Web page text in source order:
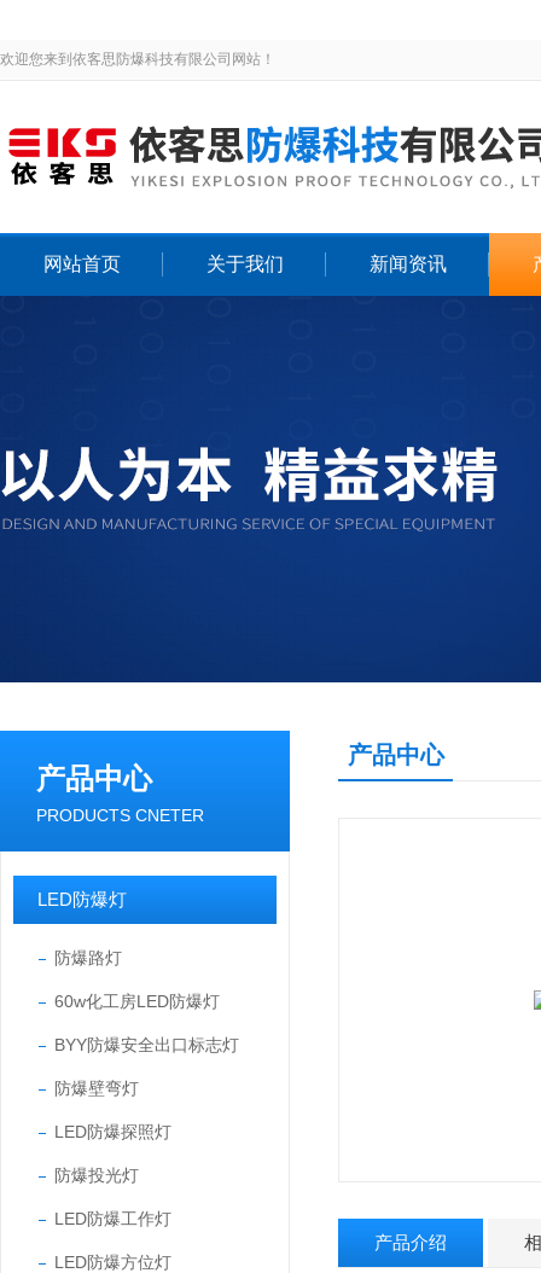
欢迎您来到依客思防爆科技有限公司网站！
网站首页 关于我们 新闻资讯
产品中心
PRODUCTS CNETER
LED防爆灯
防爆路灯
60w化工房LED防爆灯
BYY防爆安全出口标志灯
防爆壁弯灯
LED防爆探照灯
防爆投光灯
LED防爆工作灯
LED防爆方位灯
产品中心
产品介绍